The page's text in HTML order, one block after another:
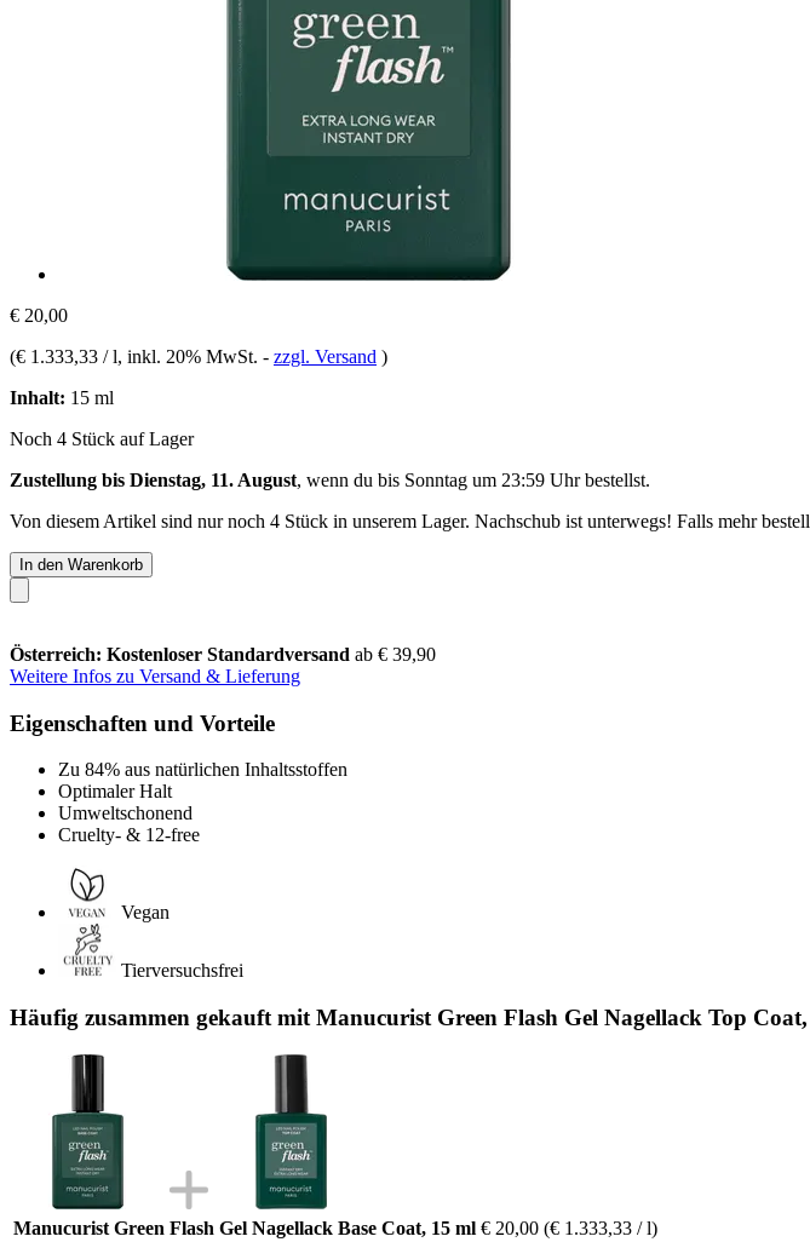
€ 20,00
(€ 1.333,33 / l, inkl. 20% MwSt. - zzgl. Versand )
Inhalt: 15 ml
Noch 4 Stück auf Lager
Zustellung bis Dienstag, 11. August, wenn du bis Sonntag um 23:59 Uhrbestellst.
Von diesem Artikel sind nur noch 4 Stück in unserem Lager. Nachschub ist unterwegs! Falls mehr
In den Warenkorb
Österreich: Kostenloser Standardversand ab € 39,90
Weitere Infos zu Versand & Lieferung
Eigenschaften und Vorteile
Zu 84% aus natürlichen Inhaltsstoffen
Optimaler Halt
Umweltschonend
Cruelty- & 12-free
Vegan
Tierversuchsfrei
Häufig zusammen gekauft mit Manucurist Green Flash Gel Nagellack Top
Manucurist Green Flash Gel Nagellack Base Coat, 15 ml € 20,00 (€ 1.333,33 / l)